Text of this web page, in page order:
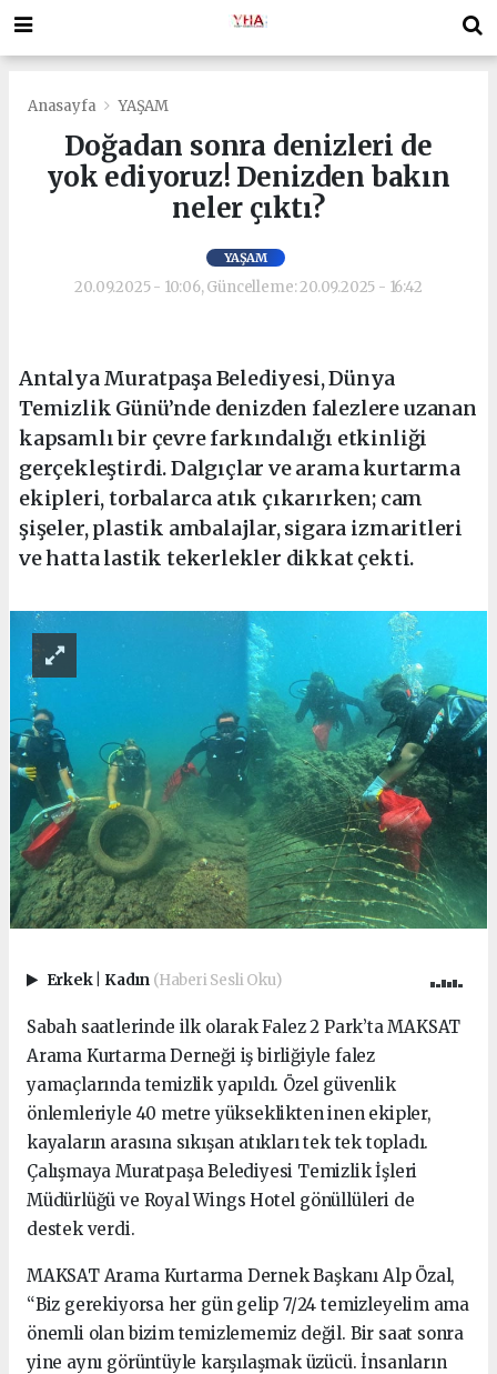
Anasayfa YAŞAM
Doğadan sonra denizleri de
yok ediyoruz! Denizden bakın
neler çıktı?
YAŞAM
20.09.2025 - 10:06, Güncelleme: 20.09.2025 - 16:42
Antalya Muratpaşa Belediyesi, Dünya
Temizlik Günü’nde denizden falezlere uzanan
kapsamlı bir çevre farkındalığı etkinliği
gerçekleştirdi. Dalgıçlar ve arama kurtarma
ekipleri, torbalarca atık çıkarırken; cam
şişeler, plastik ambalajlar, sigara izmaritleri
ve hatta lastik tekerlekler dikkat çekti.
Erkek Kadın (Haberi Sesli Oku)
Sabah saatlerinde ilk olarak Falez 2 Park’ta MAKSAT
Arama Kurtarma Derneği iş birliğiyle falez
yamaçlarında temizlik yapıldı. Özel güvenlik
önlemleriyle 40 metre yükseklikten inen ekipler,
kayaların arasına sıkışan atıkları tek tek topladı.
Çalışmaya Muratpaşa Belediyesi Temizlik İşleri
Müdürlüğü ve Royal Wings Hotel gönüllüleri de
destek verdi.
MAKSAT Arama Kurtarma Dernek Başkanı Alp Özal,
“Biz gerekiyorsa her gün gelip 7/24 temizleyelim ama
önemli olan bizim temizlememiz değil. Bir saat sonra
yine aynı görüntüyle karşılaşmak üzücü. İnsanların